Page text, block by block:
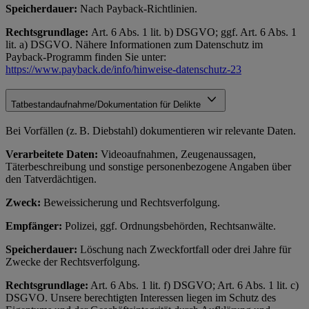
Speicherdauer: Nach Payback-Richtlinien.
Rechtsgrundlage: Art. 6 Abs. 1 lit. b) DSGVO; ggf. Art. 6 Abs. 1
lit. a) DSGVO. Nähere Informationen zum Datenschutz im
Payback-Programm finden Sie unter:
https://www.payback.de/info/hinweise-datenschutz-23
Tatbestandaufnahme/Dokumentation für Delikte
Bei Vorfällen (z. B. Diebstahl) dokumentieren wir relevante Daten.
Verarbeitete Daten: Videoaufnahmen, Zeugenaussagen,
Täterbeschreibung und sonstige personenbezogene Angaben über
den Tatverdächtigen.
Zweck: Beweissicherung und Rechtsverfolgung.
Empfänger: Polizei, ggf. Ordnungsbehörden, Rechtsanwälte.
Speicherdauer: Löschung nach Zweckfortfall oder drei Jahre für
Zwecke der Rechtsverfolgung.
Rechtsgrundlage: Art. 6 Abs. 1 lit. f) DSGVO; Art. 6 Abs. 1 lit. c)
DSGVO. Unsere berechtigten Interessen liegen im Schutz des